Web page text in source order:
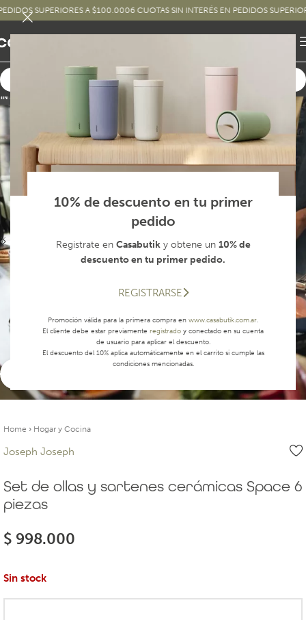
10% de descuento en tu primer
pedido
Registrate en Casabutiky obtene un 10% de
descuento en tu primer pedido.
REGISTRARSE
Promoción válida para la primera compra en www.casabutik.com.ar.
El cliente debe estar previamente registrado y conectado en su cuenta
de usuario para aplicar el descuento.
El descuento del 10% aplica automáticamente en el carrito si cumple las
condiciones mencionadas.
SUPERIORES A $100.0006 CUOTAS SIN INTERÉS EN PEDIDOS SUPERIORES
STOCK
Home › Hogar y Cocina
Joseph Joseph
Set de ollas y sartenes cerámicas Space 6
piezas
$ 998.000
Sin stock